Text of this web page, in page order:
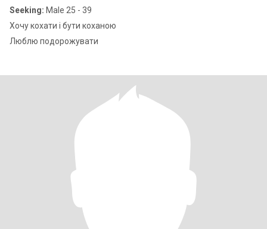
Seeking: Male 25 - 39
Хочу кохати і бути коханою
Люблю подорожувати